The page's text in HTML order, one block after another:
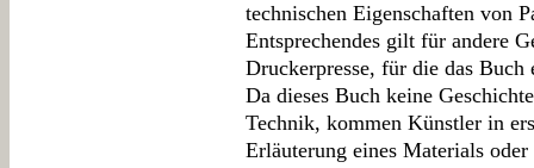
technischen Eigenschaften von
Entsprechendes gilt für andere
Druckerpresse, für die das
Da dieses Buch keine
Technik, kommen Künstler in
Erläuterung eines Materials